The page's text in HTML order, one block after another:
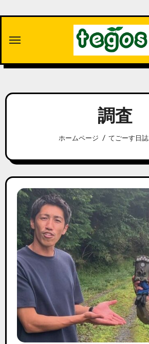
キ
プ
調査
ホームページ てごーす日誌